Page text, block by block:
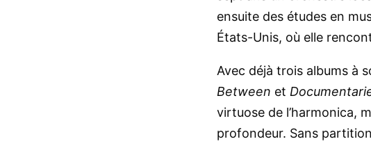
ensuite des études en
États-Unis, où elle
Avec déjà trois albums à
Between et
virtuose de l’harmonica,
profondeur. Sans